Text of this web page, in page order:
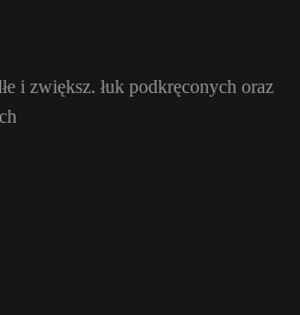
i zwiększ. łuk podkręconych oraz